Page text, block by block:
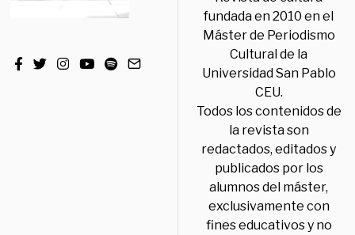
fundada en 2010 en el
Máster de Periodismo
Cultural de la
Universidad San Pablo
CEU.
Todos los contenidos de
la revista son
redactados, editados y
publicados por los
alumnos del máster,
exclusivamente con
fines educativos y no